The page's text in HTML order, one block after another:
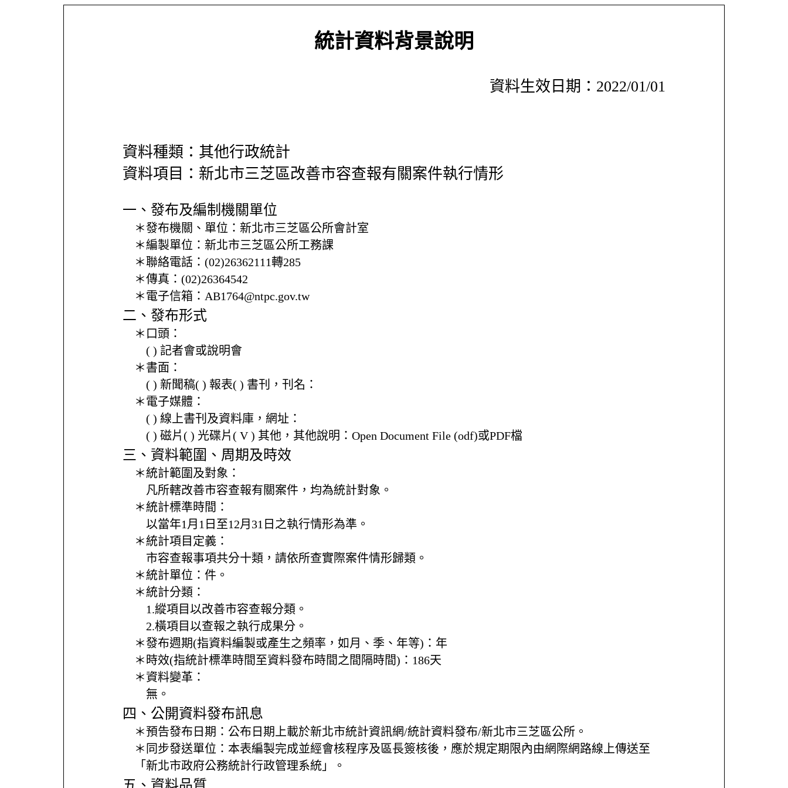
統計資料背景說明
資料生效日期：2022/01/01
資料種類：其他行政統計
資料項目：新北市三芝區改善市容查報有關案件執行情形
一、發布及編制機關單位
＊發布機關、單位： 新北市三芝區公所會計室
＊編製單位： 新北市三芝區公所工務課
＊聯絡電話： (02)26362111轉285
＊傳真： (02)26364542
＊電子信箱： AB1764@ntpc.gov.tw
二、發布形式
＊口頭：
( ) 記者會或說明會
＊書面：
( ) 新聞稿( ) 報表( ) 書刊，刊名：
＊電子媒體：
( ) 線上書刊及資料庫，網址：
( ) 磁片( ) 光碟片( V ) 其他， 其他說明： Open Document File (odf)或PDF檔
三、資料範圍、周期及時效
＊統計範圍及對象：
凡所轄改善市容查報有關案件，均為統計對象。
＊統計標準時間：
以當年1月1日至12月31日之執行情形為準。
＊統計項目定義：
市容查報事項共分十類，請依所查實際案件情形歸類。
＊統計單位： 件。
＊統計分類：
1.縱項目以改善市容查報分類。
2.橫項目以查報之執行成果分。
＊發布週期(指資料編製或產生之頻率，如月、季、年等)： 年
＊時效(指統計標準時間至資料發布時間之間隔時間)： 186天
＊資料變革：
無。
四、公開資料發布訊息
＊預告發布日期： 公布日期上載於新北市統計資訊網/統計資料發布/新北市三芝區公所。
＊同步發送單位： 本表編製完成並經會核程序及區長簽核後，應於規定期限內由網際網路線上傳送至
「新北市政府公務統計行政管理系統」。